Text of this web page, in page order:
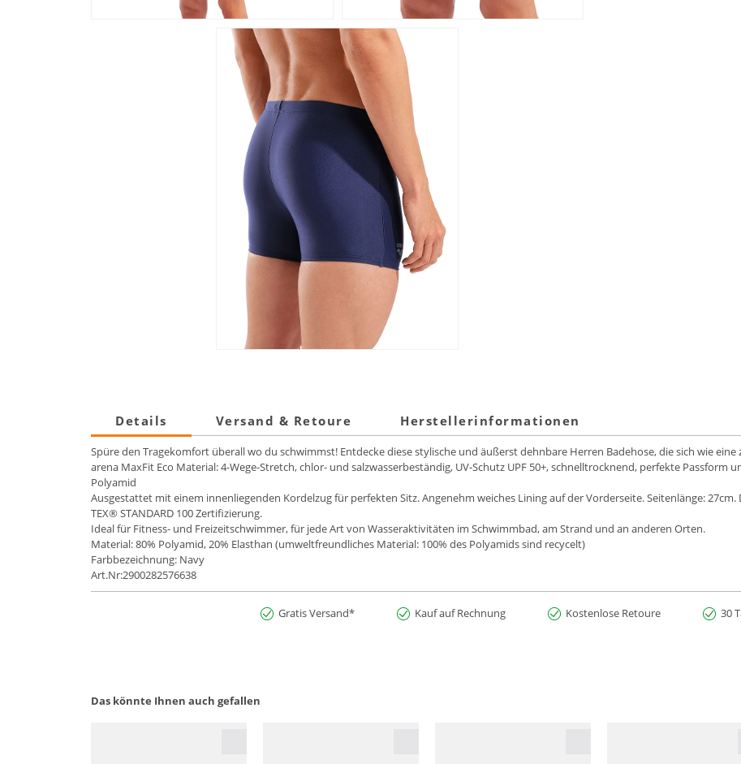
Details Versand & Retoure Herstellerinformationen
Spüre den Tragekomfort überall wo du schwimmst! Entdecke diese stylische und äußerst dehnbare Herren Badehose, die sich wie
arena MaxFit Eco Material: 4-Wege-Stretch, chlor- und salzwasserbeständig, UV-Schutz UPF 50+, schnelltrocknend, perfekte
Polyamid
Ausgestattet mit einem innenliegenden Kordelzug für perfekten Sitz. Angenehm weiches Lining auf der Vorderseite. Seitenlänge:
TEX® STANDARD 100 Zertifizierung.
Ideal für Fitness- und Freizeitschwimmer, für jede Art von Wasseraktivitäten im Schwimmbad, am Strand und an anderen Orten.
Material: 80% Polyamid, 20% Elasthan (umweltfreundliches Material: 100% des Polyamids sind recycelt)
Farbbezeichnung: Navy
Art.Nr:2900282576638
Gratis Versand* Kauf auf Rechnung Kostenlose Retoure 30
Das könnte Ihnen auch gefallen